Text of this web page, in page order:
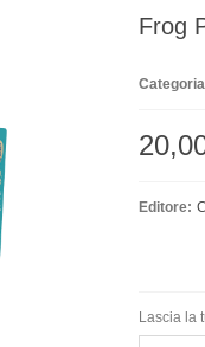
Frog
Editore:
Lascia la